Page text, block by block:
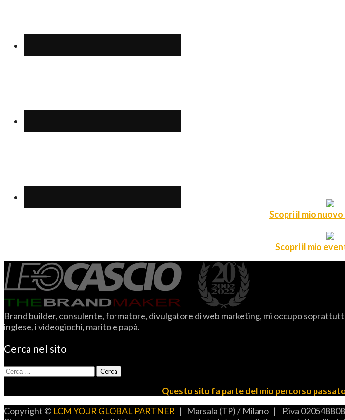
Scopri il mio
Scopri il mio
Brand builder, consulente, formatore, divulgatore di web marketing, mi occupo
inglese, i videogiochi, marito e papà.
Cerca nel sito
Ricerca
Questo sito fa parte del mio percorso
Copyright © LCM YOUR GLOBAL PARTNER | Marsala (TP) / Milano | P.iva